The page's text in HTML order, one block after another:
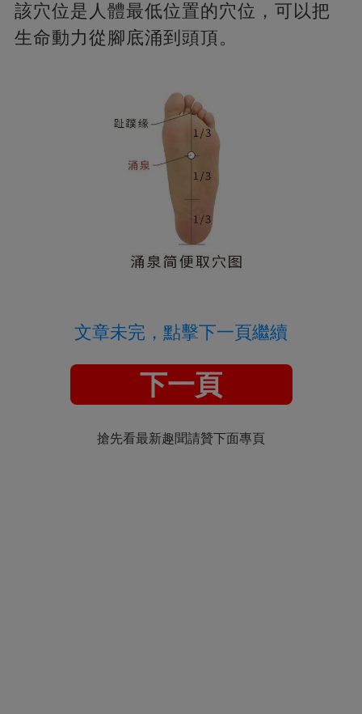
該穴位是人體最低位置的穴位，可以把
生命動力從腳底涌到頭頂。
文章未完，點擊下一頁繼續
下一頁
搶先看最新趣聞請贊下面專頁